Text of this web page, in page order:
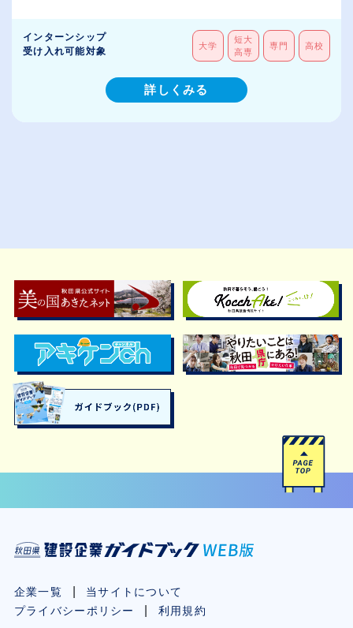
インターンシップ
受け入れ可能対象
大学
短大
高専
専門 高校
詳しくみる
企業一覧
当サイトについて
プライバシーポリシー
利用規約